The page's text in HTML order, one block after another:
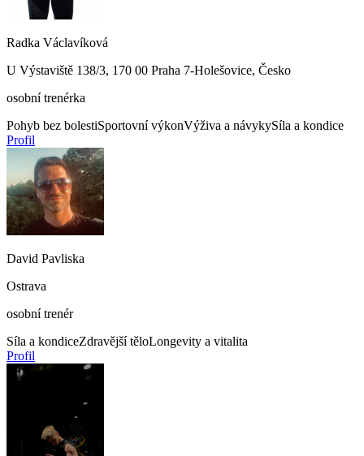
Radka Václavíková
U Výstaviště 138/3, 170 00 Praha 7-Holešovice, Česko
osobní trenérka
Pohyb bez bolestiSportovní výkonVýživa a návykySíla a kondice
Profil
David Pavliska
Ostrava
osobní trenér
Síla a kondiceZdravější těloLongevity a vitalita
Profil